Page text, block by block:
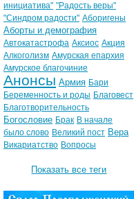
инициатива" "Радость веры"
"Синдром радости" Аборигены
Аборты и демография
Автокатастрофа Аксиос Акция
Алкоголизм Амурская епархия
Амурское благочиние
Анонсы Армия Бари
Беременность и роды Благовест
Благотворительность
Богословие Брак В начале
было слово Великий пост Вера
Викариатство Вопросы
Показать все теги